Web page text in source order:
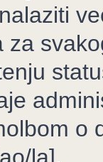
za
o